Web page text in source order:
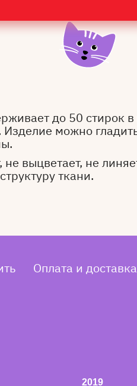
до 50
Изделие можно
не выцветает, не
ткани.
Оплата и доставка